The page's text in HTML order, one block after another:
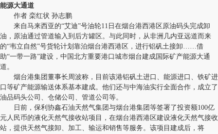
能源大通道
作者 栾红状 孙志鹏
来自马来西亚的“艾迪”号油轮11日在烟台港西港区原油码头完成卸
油，原油通过管道输入到后方罐区。与此同时，从非洲几内亚远道而来
的“韦立自然”号货轮计划靠泊烟台港西港区，进行铝矾土接卸……借
助“一带一路”建设，中国北方重要港口城市烟台建成国际矿产能源大通
道。
烟台港集团董事长周波称，目前该港铝矾土进口、能源进口、铁矿进
口等矿产能源输送体系基本建成。他们还与中海油实行全面合作，成立了
油品码头公司、仓储公司、管道公司等。
日前，保利协鑫石油天然气集团与烟台港集团等签署了投资额100亿
元人民币的液化天然气接收站项目，在烟台港西港区建设液化天然气接收
站，提供天然气接卸、加工、输运和销售等服务。该项目建成后，将